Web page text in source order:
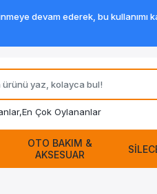
En Çok Oylananlar
OTO BAKIM &
AKSESUAR
devam ederek, bu kullanımı